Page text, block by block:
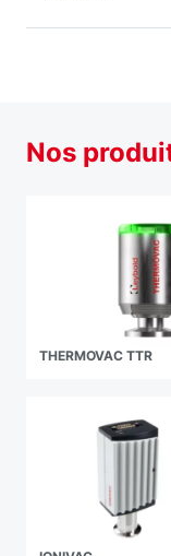
Nos
THERMOVAC TTR